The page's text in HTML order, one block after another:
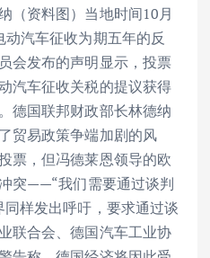
（资料图）当地时间10月
汽车征收为期五年的反
会发布的声明显示，投票
汽车征收关税的提议获得
德国联邦财政部长林德纳
贸易政策争端加剧的风
票，但冯德莱恩领导的欧
突——“我们需要通过谈判
样发出呼吁，要求通过谈
联合会、德国汽车工业协